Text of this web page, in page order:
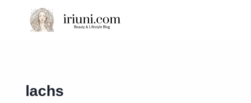
springen
lachs